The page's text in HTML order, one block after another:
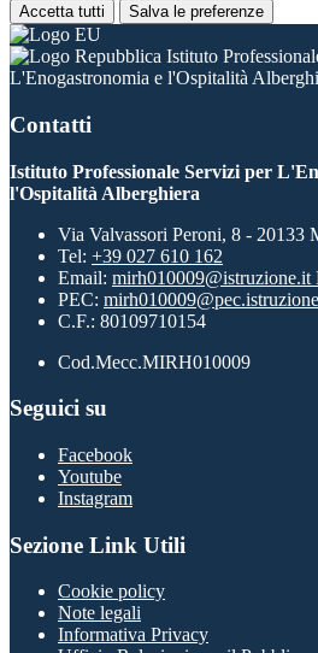
Accetta tutti Salva le preferenze
Istituto
L'Enogastronomia e l'Ospitalità
Contatti
Istituto Professionale Servizi per
l'Ospitalità Alberghiera
Via Valvassori Peroni, 8 - 20133
Tel: +39 027 610 162
Email: mirh010009@istruzione.it
PEC:
C.F.: 80109710154
Cod.Mecc.MIRH010009
Seguici su
Facebook
Youtube
Instagram
Sezione Link Utili
Cookie policy
Note legali
Informativa Privacy